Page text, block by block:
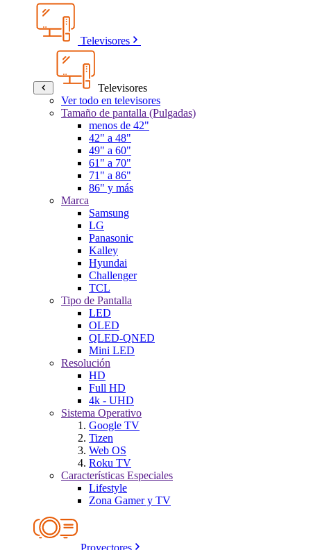
Televisores
Televisores
Ver todo en televisores
Tamaño de pantalla (Pulgadas)
menos de 42"
42" a 48"
49" a 60"
61" a 70"
71" a 86"
86" y más
Marca
Samsung
LG
Panasonic
Kalley
Hyundai
Challenger
TCL
Tipo de Pantalla
LED
OLED
QLED-QNED
Mini LED
Resolución
HD
Full HD
4k - UHD
Sistema Operativo
Google TV
Tizen
Web OS
Roku TV
Características Especiales
Lifestyle
Zona Gamer y TV
Proyectores